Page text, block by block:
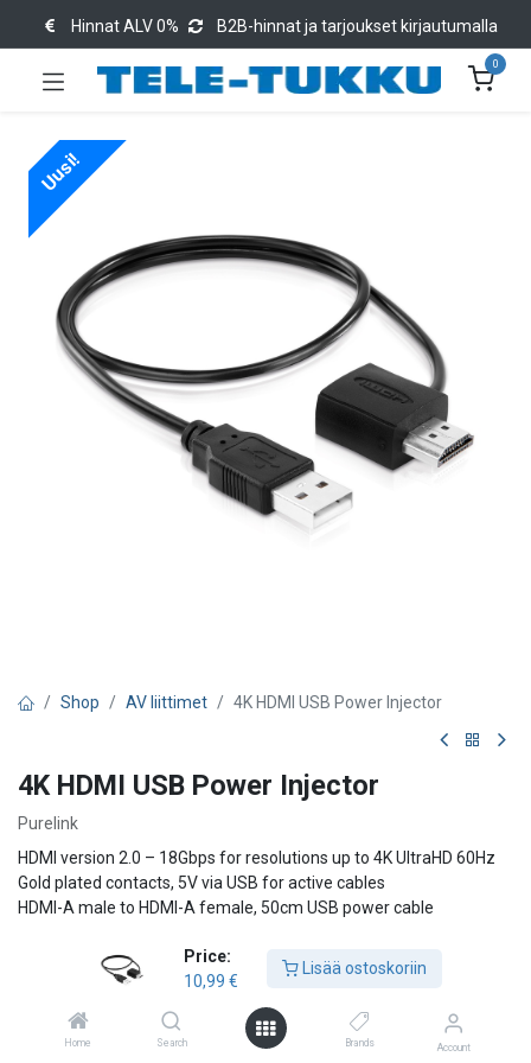
Price:
10,99 €
Lisää ostoskoriin
Home Search Brands Account
Hinnat ALV 0% B2B-hinnat ja tarjoukset kirjautumalla
0
Uusi!
Shop AV liittimet 4K HDMI USB Power Injector
4K HDMI USB Power Injector
Purelink
HDMI version 2.0 – 18Gbps for resolutions up to 4K UltraHD 60Hz
Gold plated contacts, 5V via USB for active cables
HDMI-A male to HDMI-A female, 50cm USB power cable
Lisää ostoskoriin